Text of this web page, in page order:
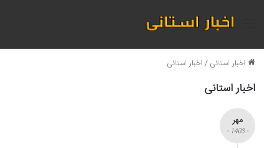
منو
اخبار استانی /اخبار استانی
اخبار استانی
مهر
- 1403 -